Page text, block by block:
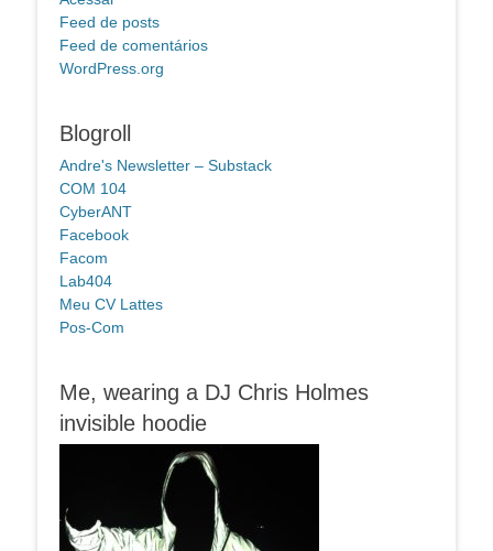
Feed de posts
Feed de comentários
WordPress.org
Blogroll
Andre's Newsletter – Substack
COM 104
CyberANT
Facebook
Facom
Lab404
Meu CV Lattes
Pos-Com
Me, wearing a DJ Chris Holmes
invisible hoodie